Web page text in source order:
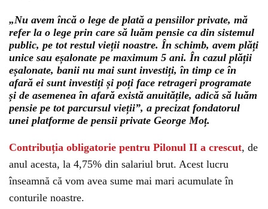
„Nu avem încă o lege de plată a pensiilor private, mă
refer la o lege prin care să luăm pensie ca din sistemul
public, pe tot restul vieții noastre. În schimb, avem plăți
unice sau eșalonate pe maximum 5 ani. În cazul plății
eșalonate, banii nu mai sunt investiți, în timp ce în
afară ei sunt investiți și poți face retrageri programate
și de asemenea în afară există anuitățile, adică să luăm
pensie pe tot parcursul vieții”, a precizat fondatorul
unei platforme de pensii private George Moț.
Contribuția obligatorie pentru Pilonul II a crescut, de
anul acesta, la 4,75% din salariul brut. Acest lucru
înseamnă că vom avea sume mai mari acumulate în
conturile noastre.